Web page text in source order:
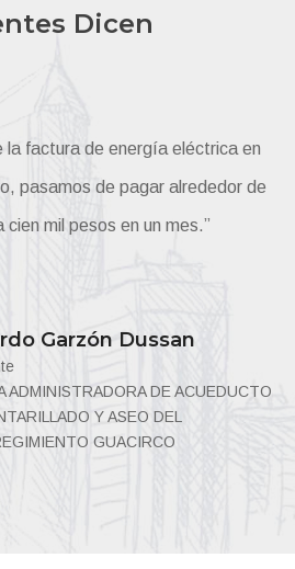
Dicen
la factura de energía eléctrica en
pasamos de pagar alrededor de
mil pesos en un mes.”
Garzón Dussan
ADMINISTRADORA DE ACUEDUCTO
Y ASEO DEL
GUACIRCO